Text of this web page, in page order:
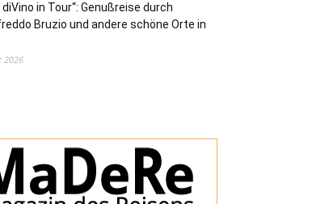
diVino in Tour“: Genußreise durch
Bruzio und andere schöne Orte in
2026